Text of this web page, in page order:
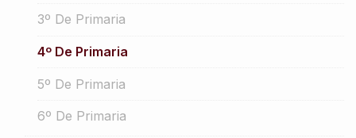
3º De Primaria
4º De Primaria
5º De Primaria
6º De Primaria